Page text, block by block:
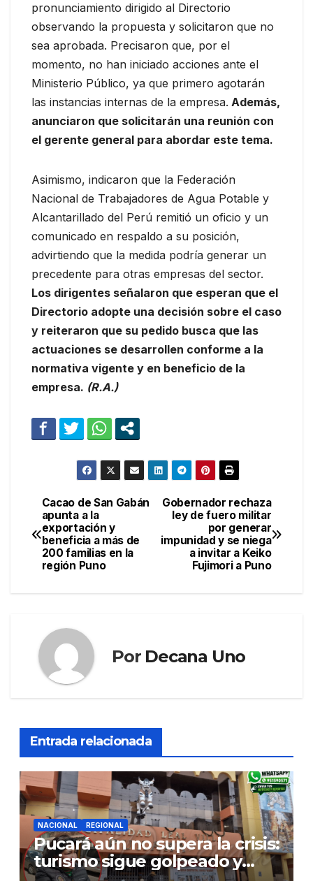
pronunciamiento dirigido al Directorio
observando la propuesta y solicitaron que no
sea aprobada. Precisaron que, por el
momento, no han iniciado acciones ante el
Ministerio Público, ya que primero agotarán
las instancias internas de la empresa. Además,
anunciaron que solicitarán una reunión con
el gerente general para abordar este tema.
Asimismo, indicaron que la Federación
Nacional de Trabajadores de Agua Potable y
Alcantarillado del Perú remitió un oficio y un
comunicado en respaldo a su posición,
advirtiendo que la medida podría generar un
precedente para otras empresas del sector.
Los dirigentes señalaron que esperan que el
Directorio adopte una decisión sobre el caso
y reiteraron que su pedido busca que las
actuaciones se desarrollen conforme a la
normativa vigente y en beneficio de la
empresa. (R.A.)
Navegación
de
entradas
Gobernador rechaza
ley de fuero militar
por generar
impunidad y se niega
a invitar a Keiko
Fujimori a Puno
Cacao de San Gabán
apunta a la
exportación y
beneficia a más de
200 familias en la
región Puno
Por Decana Uno
Entrada relacionada
NACIONAL REGIONAL
Pucará aún no supera la crisis:
turismo sigue golpeado y